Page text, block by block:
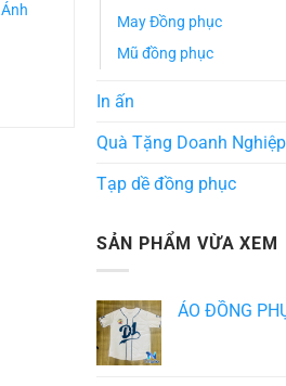
ÁO THUN ĐỒNG PHỤC
Áo Teambuilding Công Ty
Thủy Sản Biển Xanh
May Đồng phục
Mũ đồng phục
In ấn
Quà Tặng Doanh Nghiệp
Tạp dề đồng phục
SẢN PHẨM VỪA XEM
ÁO ĐỒNG